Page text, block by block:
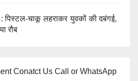
चाकू लहराकर युवकों की दबंगई,
रौब
Conatct Us Call or WhatsApp